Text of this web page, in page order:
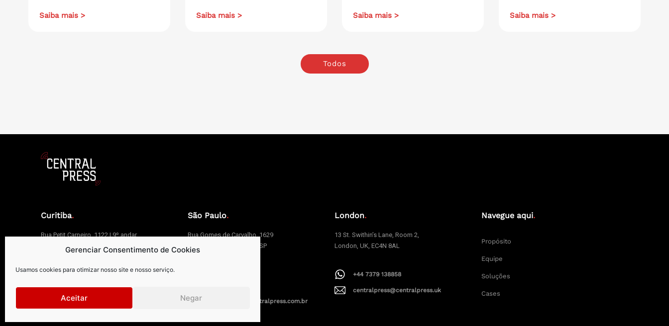
Gerenciar Consentimento de Cookies
Usamos cookies para otimizar nosso site e nosso serviço.
Aceitar Negar
Saiba mais > Saiba mais > Saiba mais > Saiba mais >
Todos
Curitiba.
Rua Petit Carneiro, 1122 | 9º andar
Água Verde | Curitiba | PR |
centralpress@centralpress.com.br
São Paulo.
Rua Gomes de Carvalho, 1629
Vila Olímpia | São Paulo | SP
centralpress@centralpress.com.br
London.
13 St. Swithin’s Lane, Room 2,
London, UK, EC4N 8AL
+44 7379 138858
centralpress@centralpress.uk
Navegue aqui.
Propósito
Equipe
Soluções
Cases